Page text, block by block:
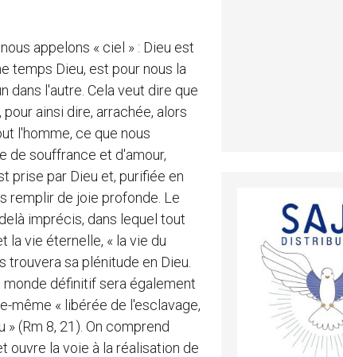
appelons « ciel » : Dieu est
temps Dieu, est pour nous la
dans l'autre. Cela veut dire que
ainsi dire, arrachée, alors
l'homme, ce que nous
de souffrance et d'amour,
prise par Dieu et, purifiée en
remplir de joie profonde. Le
imprécis, dans lequel tout
la vie éternelle, « la vie du
trouvera sa plénitude en Dieu.
définitif sera également
même « libérée de l'esclavage,
(Rm 8, 21). On comprend
ouvre la voie à la réalisation de